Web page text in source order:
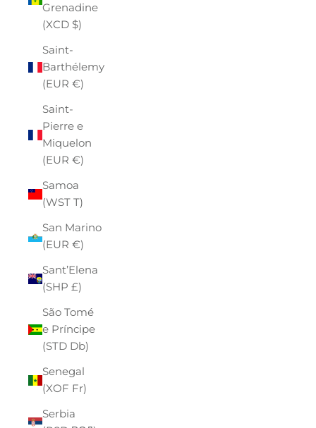
Grenadine
(XCD $)
Saint-
Barthélemy
(EUR €)
Saint-
Pierre e
Miquelon
(EUR €)
Samoa
(WST T)
San Marino
(EUR €)
Sant’Elena
(SHP £)
São Tomé
e Príncipe
(STD Db)
Senegal
(XOF Fr)
Serbia